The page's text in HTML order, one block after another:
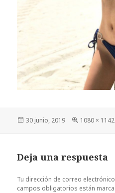
Publicado
30 junio, 2019
Tamaño
1080 × 1142
Deja una respuesta
Tu dirección de correo
campos obligatorios están